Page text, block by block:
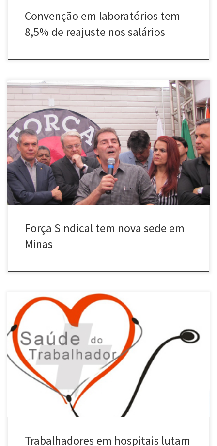
Convenção em laboratórios tem
8,5% de reajuste nos salários
A Força Sindical inaugurou sua nova sede em Minas Gerais, em
solenidade realizada no último dia 18, em Belo Horizonte. A nova
sede recebeu o nome de Casa Sede Paulo Pereira da Silva, em
homenagem ao Paulinho da Força, presidente da central e
deputado federal. A inauguração foi muito prestigiada […]
Força Sindical tem nova sede em
Minas
Os trabalhadores na saúde em Nova Lima intensificam sua
mobilização nos últimos meses e fortaleceram o Sindicato para
cobrar melhorias nas condições de trabalho, nos salários e na
conquista de reivindicações vitais como um plano de saúde para
os companheiros que trabalham nos hospitais da região. O
principal ponto de […]
Trabalhadores em hospitais lutam